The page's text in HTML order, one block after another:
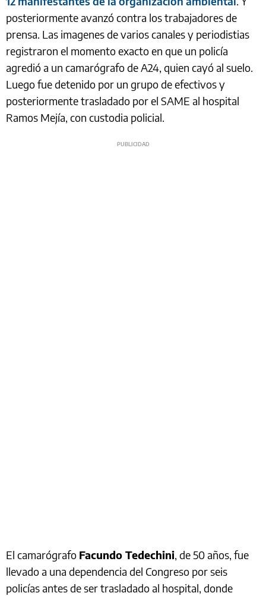
posteriormente avanzó contra los trabajadores de
prensa. Las imagenes de varios canales y periodistias
registraron el momento exacto en que un policía
agredió a un camarógrafo de A24, quien cayó al suelo.
Luego fue detenido por un grupo de efectivos y
posteriormente trasladado por el SAME al hospital
Ramos Mejía, con custodia policial.
El camarógrafo Facundo Tedechini, de 50 años, fue
llevado a una dependencia del Congreso por seis
policías antes de ser trasladado al hospital, donde